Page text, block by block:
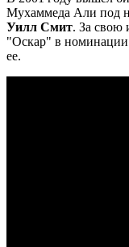
Мухаммеда Али под
Уилл Смит. За свою
"Оскар" в
ее.